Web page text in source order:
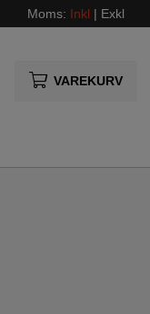
Moms: Inkl | Exkl
VAREKURV